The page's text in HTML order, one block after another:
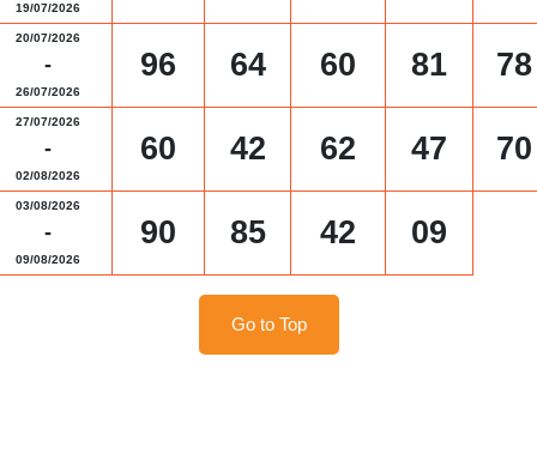
19/07/2026
20/07/2026
-
26/07/2026
96 64 60 81 78
27/07/2026
-
02/08/2026
60 42 62 47 70
03/08/2026
-
09/08/2026
90 85 42 09
Go to Top